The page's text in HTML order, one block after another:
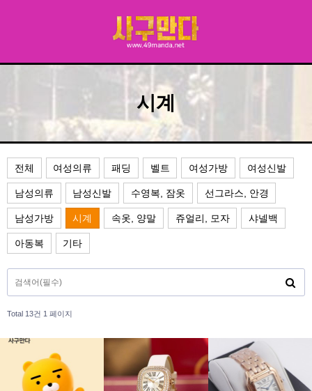
시계
전체 여성의류 패딩 벨트 여성가방 여성신발
남성의류 남성신발 수영복, 잠옷 선그라스, 안경
남성가방 시계 속옷, 양말 쥬얼리, 모자 샤넬백
아동복 기타
Total 13건 1 페이지